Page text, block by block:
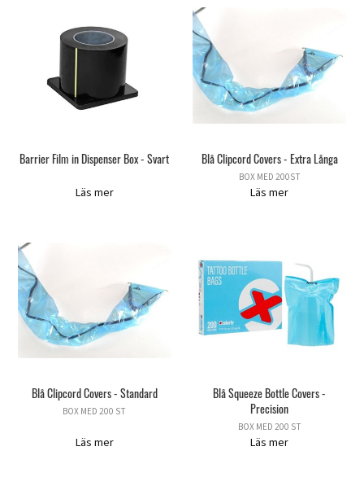
Barrier Film in Dispenser Box - Svart
Läs mer
Blå Clipcord Covers - Extra Långa
BOX MED 200ST
Läs mer
Blå Clipcord Covers - Standard
BOX MED 200 ST
Läs mer
Blå Squeeze Bottle Covers -
Precision
BOX MED 200 ST
Läs mer